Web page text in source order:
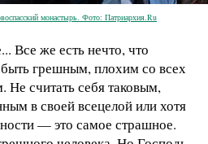
монастырь. Фото: Патриархия.Ru
Все же есть нечто, что
грешным, плохим со всех
Не считать себя таковым,
в своей всецелой или хотя
— это самое страшное.